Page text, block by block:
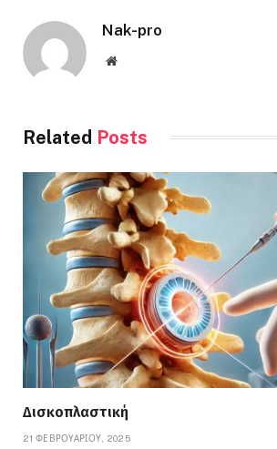
Nak-pro
Website
Related Posts
Δισκοπλαστική
21 ΦΕΒΡΟΥΑΡΊΟΥ, 2025